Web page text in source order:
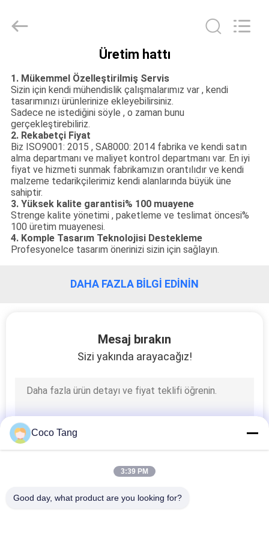
ÜRÜNLER
VIDEOLAR
HAKKIMIZDA
FABRIKA
TURU
BIR
TEKLIF
ISTEĞI
HARITASI
Shelves
Co.,Ltd.
Üretim hattı
1. Mükemmel Özelleştirilmiş Servis
Sizin için kendi mühendislik çalışmalarımız var ,kendi
tasarımınızı ürünlerinize ekleyebilirsiniz.
Sadece ne istediğini söyle ,o zaman bunu
gerçekleştirebiliriz.
2. Rekabetçi Fiyat
Biz ISO9001: 2015 ,SA8000: 2014 fabrika ve kendi satın
alma departmanı ve maliyet kontrol departmanı var. En iyi
fiyat ve hizmeti sunmak fabrikamızın orantılıdır ve kendi
malzeme tedarikçilerimiz kendi alanlarında büyük üne
sahiptir.
3. Yüksek kalite garantisi% 100 muayene
Strenge kalite yönetimi ,paketleme ve teslimat öncesi%
100 üretim muayenesi.
4. Komple Tasarım Teknolojisi Destekleme
Profesyonelce tasarım önerinizi sizin için sağlayın.
DAHA FAZLA BILGI EDININ
Mesaj bırakın
Sizi yakında arayacağız!
Coco Tang
3:39 PM
Good day, what product are you looking for?